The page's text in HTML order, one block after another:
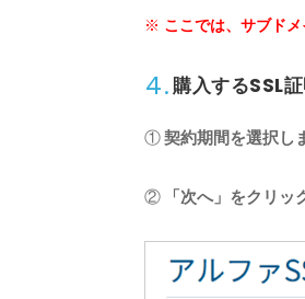
ここでは、サブド
4.購入するSSL
契約期間を選択し
「次へ」をクリッ